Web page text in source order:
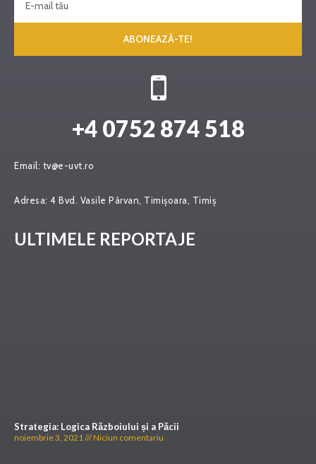
ABONEAZĂ-TE!
+4 0752 874 518
Email: tv@e-uvt.ro
Adresa: 4 Bvd. Vasile Pârvan, Timișoara, Timiș
ULTIMELE REPORTAJE
Strategia: Logica Războiului și a Păcii
noiembrie 3, 2021 Niciun comentariu